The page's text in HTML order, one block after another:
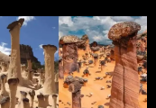
Brasil” em Goiânia